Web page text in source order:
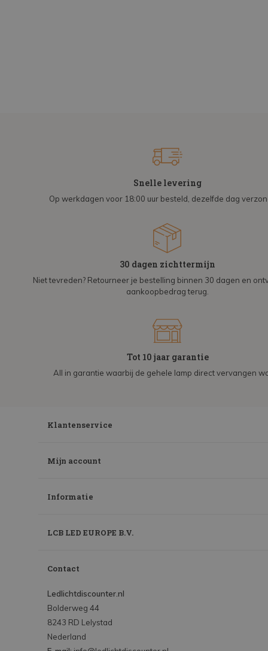
Snelle levering
Op werkdagen voor 18:00 uur besteld, dezelfde dag
30 dagen zichttermijn
Niet tevreden? Retourneer je bestelling binnen 30 dagen en
aankoopbedrag terug.
Tot 10 jaar garantie
All in garantie waarbij de gehele lamp direct vervangen
Klantenservice
Mijn account
Informatie
LCB LED EUROPE B.V.
Contact
Ledlichtdiscounter.nl
Bolderweg 44
8243 RD Lelystad
Nederland